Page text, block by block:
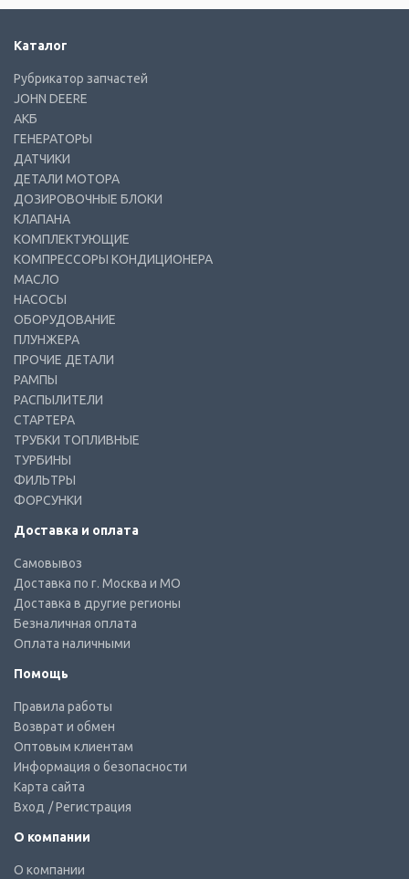
Каталог
Рубрикатор запчастей
JOHN DEERE
АКБ
ГЕНЕРАТОРЫ
ДАТЧИКИ
ДЕТАЛИ МОТОРА
ДОЗИРОВОЧНЫЕ БЛОКИ
КЛАПАНА
КОМПЛЕКТУЮЩИЕ
КОМПРЕССОРЫ КОНДИЦИОНЕРА
МАСЛО
НАСОСЫ
ОБОРУДОВАНИЕ
ПЛУНЖЕРА
ПРОЧИЕ ДЕТАЛИ
РАМПЫ
РАСПЫЛИТЕЛИ
СТАРТЕРА
ТРУБКИ ТОПЛИВНЫЕ
ТУРБИНЫ
ФИЛЬТРЫ
ФОРСУНКИ
Доставка и оплата
Самовывоз
Доставка по г. Москва и МО
Доставка в другие регионы
Безналичная оплата
Оплата наличными
Помощь
Правила работы
Возврат и обмен
Оптовым клиентам
Информация о безопасности
Карта сайта
Вход / Регистрация
О компании
О компании